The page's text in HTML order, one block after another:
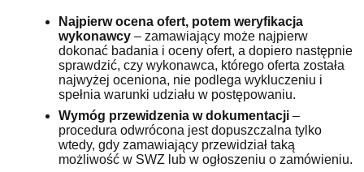
Najpierw ocena ofert, potem weryfikacja
wykonawcy – zamawiający może najpierw
dokonać badania i oceny ofert, a dopiero następnie
sprawdzić, czy wykonawca, którego oferta została
najwyżej oceniona, nie podlega wykluczeniu i
spełnia warunki udziału w postępowaniu.
Wymóg przewidzenia w dokumentacji –
procedura odwrócona jest dopuszczalna tylko
wtedy, gdy zamawiający przewidział taką
możliwość w SWZ lub w ogłoszeniu o zamówieniu.